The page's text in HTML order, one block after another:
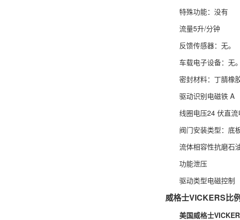
特殊功能：没有
流量5升/分钟
反馈传感器：无。
车载电子设备：无。
密封材料：丁腈橡
驱动识别电磁铁 A
线圈电压24 伏直流
阀门安装类型：底
流体相容性抗磨石
功能泄压
驱动类型电磁控制
威格士VICKERS比
美国威格士